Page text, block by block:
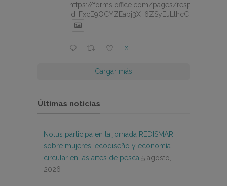
https://forms.office.com/pages/
X
Cargar más
Últimas noticias
Notus participa en la jornada REDISMAR
sobre mujeres, ecodiseño y economía
circular en las artes de pesca 5 agosto,
2026